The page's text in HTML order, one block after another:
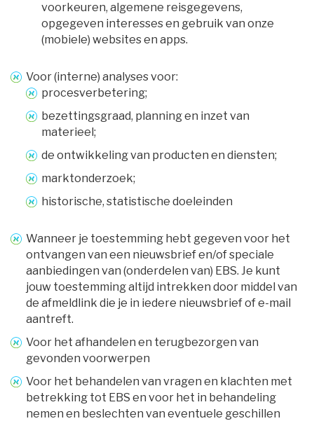
voorkeuren, algemene reisgegevens,
opgegeven interesses en gebruik van onze
(mobiele) websites en apps.
Voor (interne) analyses voor:
procesverbetering;
bezettingsgraad, planning en inzet van
materieel;
de ontwikkeling van producten en diensten;
marktonderzoek;
historische, statistische doeleinden
Wanneer je toestemming hebt gegeven voor het
ontvangen van een nieuwsbrief en/of speciale
aanbiedingen van (onderdelen van) EBS. Je kunt
jouw toestemming altijd intrekken door middel van
de afmeldlink die je in iedere nieuwsbrief of e-mail
aantreft.
Voor het afhandelen en terugbezorgen van
gevonden voorwerpen
Voor het behandelen van vragen en klachten met
betrekking tot EBS en voor het in behandeling
nemen en beslechten van eventuele geschillen